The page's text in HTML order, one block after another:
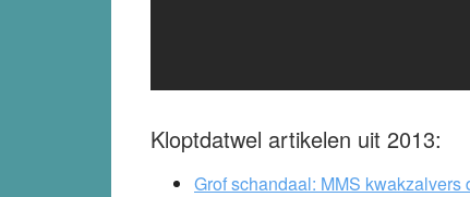
Kloptdatwel artikelen uit 2013:
Grof schandaal: MMS